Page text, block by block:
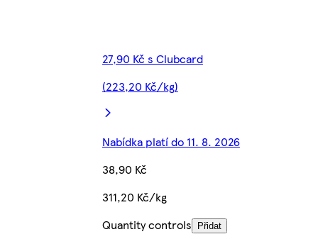
27,90 Kč s Clubcard
(223,20 Kč/kg)
Nabídka platí do 11. 8. 2026
38,90 Kč
311,20 Kč/kg
Quantity controls
Přidat